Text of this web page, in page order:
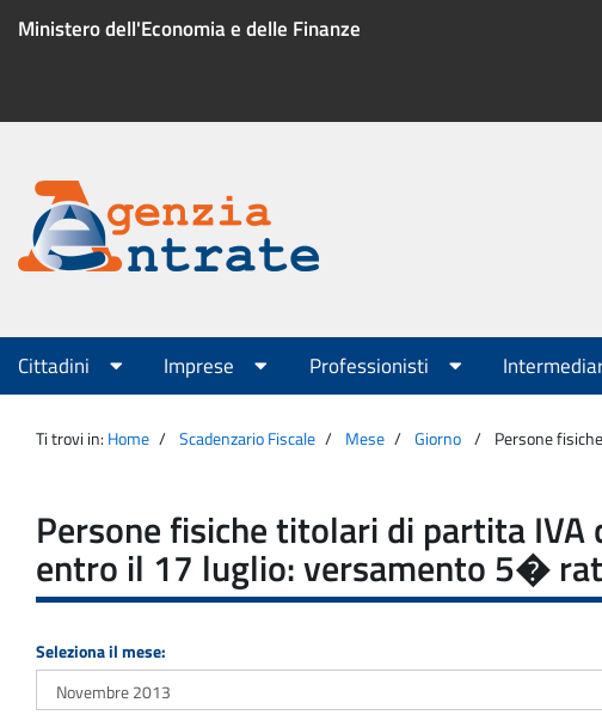
Ministero dell'Economia e delle Finanze
Menu
servizio
Agenzia
Entrate
Menu
principale
Cittadini Imprese Professionisti
Ti trovi in: Home Scadenzario Fiscale Mese Giorno Persone
Persone fisiche titolari di partita
entro il 17 luglio: versamento 5�
Seleziona il mese: